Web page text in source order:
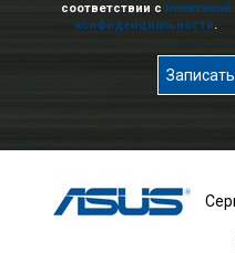
соответствии с политикой
конфиденциальности.